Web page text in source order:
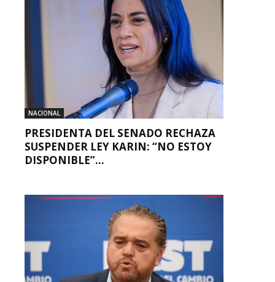
NACIONAL
PRESIDENTA DEL SENADO RECHAZA
SUSPENDER LEY KARIN: “NO ESTOY
DISPONIBLE”...